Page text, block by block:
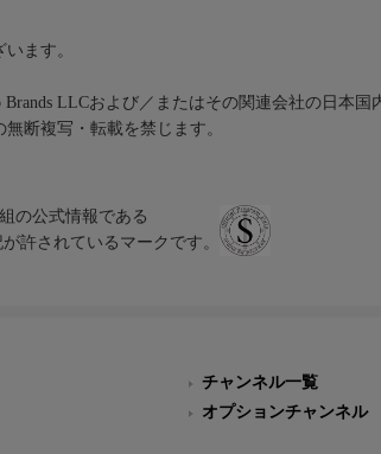
ます。
LLCおよび／またはその関連会社の日本国
断複写・転載を禁じます。
の公式情報である
許されているマークです。
チャンネル一覧
オプションチャンネル